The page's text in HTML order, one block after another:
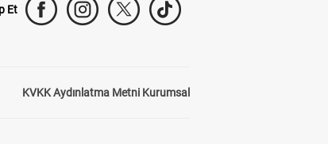
Et
KVKK Aydınlatma Metni Kurumsal